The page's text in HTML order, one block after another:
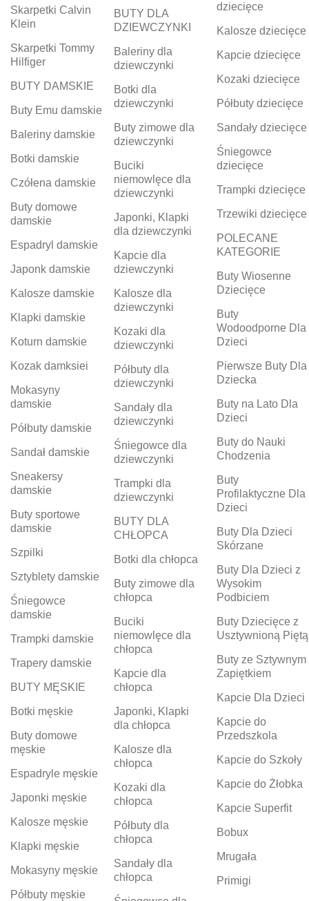
Skarpetki Calvin
Klein
Skarpetki Tommy
Hilfiger
BUTY DAMSKIE
Buty Emu damskie
Baleriny damskie
Botki damskie
Czółena damskie
Buty domowe
damskie
Espadryl damskie
Japonk damskie
Kalosze damskie
Klapki damskie
Koturn damskie
Kozak damksiei
Mokasyny
damskie
Półbuty damskie
Sandał damskie
Sneakersy
damskie
Buty sportowe
damskie
Szpilki
Sztyblety damskie
Śniegowce
damskie
Trampki damskie
Trapery damskie
BUTY MĘSKIE
Botki męskie
Buty domowe
męskie
Espadryle męskie
Japonki męskie
Kalosze męskie
Klapki męskie
Mokasyny męskie
Półbuty męskie
BUTY DLA
DZIEWCZYNKI
Baleriny dla
dziewczynki
Botki dla
dziewczynki
Buty zimowe dla
dziewczynki
Buciki
niemowlęce dla
dziewczynki
Japonki, Klapki
dla dziewczynki
Kapcie dla
dziewczynki
Kalosze dla
dziewczynki
Kozaki dla
dziewczynki
Półbuty dla
dziewczynki
Sandały dla
dziewczynki
Śniegowce dla
dziewczynki
Trampki dla
dziewczynki
BUTY DLA
CHŁOPCA
Botki dla chłopca
Buty zimowe dla
chłopca
Buciki
niemowlęce dla
chłopca
Kapcie dla
chłopca
Japonki, Klapki
dla chłopca
Kalosze dla
chłopca
Kozaki dla
chłopca
Półbuty dla
chłopca
Sandały dla
chłopca
dziecięce
Kalosze dziecięce
Kapcie dziecięce
Kozaki dziecięce
Półbuty dziecięce
Sandały dziecięce
Śniegowce
dziecięce
Trampki dziecięce
Trzewiki dziecięce
POLECANE
KATEGORIE
Buty Wiosenne
Dziecięce
Buty
Wodoodporne Dla
Dzieci
Pierwsze Buty Dla
Dziecka
Buty na Lato Dla
Dzieci
Buty do Nauki
Chodzenia
Buty
Profilaktyczne Dla
Dzieci
Buty Dla Dzieci
Skórzane
Buty Dla Dzieci z
Wysokim
Podbiciem
Buty Dziecięce z
Usztywnioną Piętą
Buty ze Sztywnym
Zapiętkiem
Kapcie Dla Dzieci
Kapcie do
Przedszkola
Kapcie do Szkoły
Kapcie do Żłobka
Kapcie Superfit
Bobux
Mrugała
Primigi